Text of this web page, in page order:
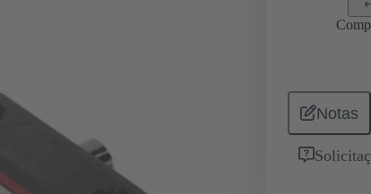
Notas